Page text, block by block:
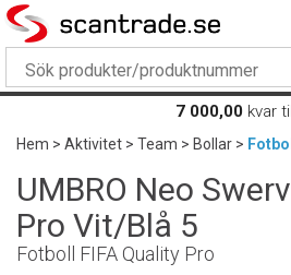
7 000,00 kvar
Hem>Aktivitet>Team>Bollar>
UMBRO Neo
Pro Vit/Blå 5
Fotboll FIFA Quality Pro